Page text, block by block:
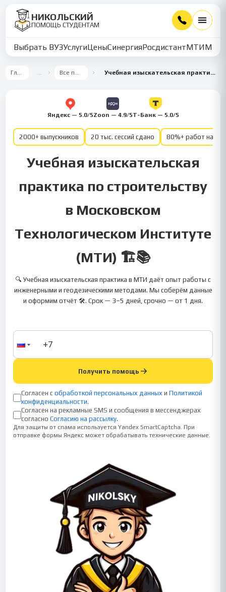
НИКОЛЬСКИЙ
ПОМОЩЬ СТУДЕНТАМ
Выбрать ВУЗУслугиЦеныСинергияРосдистантМТИММУ
Главная … Все предметы Учебная изыскательская практика — Строительство
Яндекс — 5.0/5Zoon — 4.9/5Т-Банк — 5.0/5
2000+ выпускников 20 тыс. сессий сдано 80%+ работ на
Учебная изыскательская
практика по строительству
в Московском
Технологическом Институте
(МТИ) 🏗️📚
🔍 Учебная изыскательская практика в МТИ даёт опыт работы с
инженерными и геодезическими методами. Мы соберём данные
и оформим отчёт 🛠️. Срок — 3–5 дней, срочно — от 1 дня.
Получить помощь
Согласен с обработкой персональных данных и Политикой
конфиденциальности.
Согласен на рекламные SMS и сообщения в мессенджерах
согласно Согласию на рассылку.
Для защиты от спама используется Yandex SmartCaptcha. При
отправке формы Яндекс может обрабатывать технические данные.